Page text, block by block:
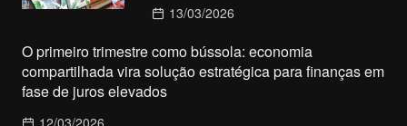
13/03/2026
O primeiro trimestre como bússola: economia
compartilhada vira solução estratégica para finanças em
fase de juros elevados
12/03/2026